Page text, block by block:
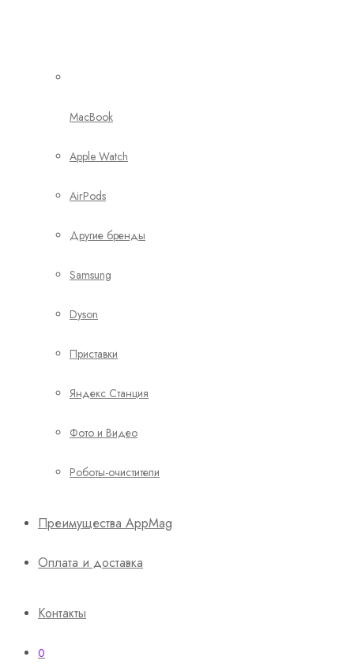
MacBook
Apple Watch
AirPods
Другие бренды
Samsung
Dyson
Приставки
Яндекс Станция
Фото и Видео
Роботы-очистители
Преимущества AppMag
Оплата и доставка
Контакты
0